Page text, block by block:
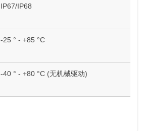
IP67/IP68
-25 ° - +85 °C
-40 ° - +80 °C (无机械驱动)